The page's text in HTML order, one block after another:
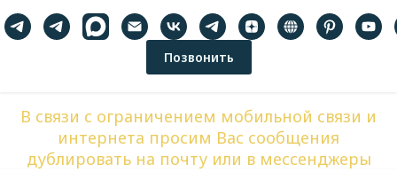
Позвонить
В связи с ограничением мобильной связи и
интернета просим Вас сообщения
дублировать на почту или в мессенджеры